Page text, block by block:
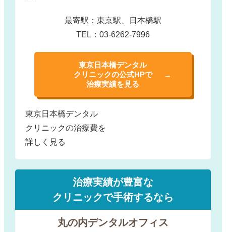
最寄駅：東京駅、日本橋駅
TEL：03-6262-7996
東京日本橋デンタル
クリニックの公式HPで
治療実績を見る
東京日本橋デンタル
クリニックの治療費を
詳しく見る
治療実績が豊富な
クリニックで手術するなら
丸の内デンタルオフィス